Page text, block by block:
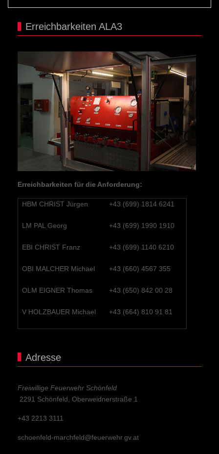
Erreichbarkeiten ALA3
Erreichbarkeiten für die Anforderung:
HBM CHRIST Jürgen +43 (699) 1814 6241
LM PAL Georg +43 (699) 1990 1910
EBI CHRIST Franz +43 (699) 1140 6210
OBI MALCHER Michael +43 (660) 4567 355
OLM EIGNER Thomas +43 (650) 842 00 28
V HOLZBAUER Michael +43 (664) 810 91 81
Adresse
Freiwillige Feuerwehr Schönfeld
2291 Schönfeld, Oberweidnerstraße 1
+43 2213 3111
schoenfeld-marchfeld@feuerwehr.gv.at